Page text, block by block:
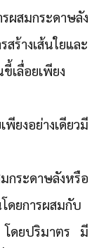
ผสมกระดาษลัง
ร้างเส้นใยและ
เลื่อยเพียง
งอย่างเดียวมี
กระดาษลังหรือ
ดยการผสมกับ
โดยปริมาตร มี